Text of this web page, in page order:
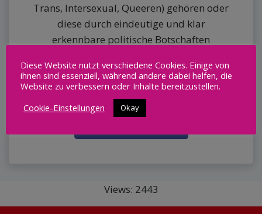
Trans, Intersexual, Queeren) gehören oder
diese durch eindeutige und klar
erkennbare politische Botschaften
Je nach Art des Standes wird eine
Teilnahmegebühr erhoben.
Views: 2443
Diese Website nutzt verschiedene Cookies. Einige von
ihnen sind essenziell, während andere dabei helfen, die
Website zu verbessern oder Inhalte bereitzustellen.
Cookie-Einstellungen
Okay